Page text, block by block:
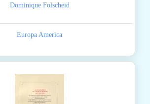
Dominique Folscheid
Europa America